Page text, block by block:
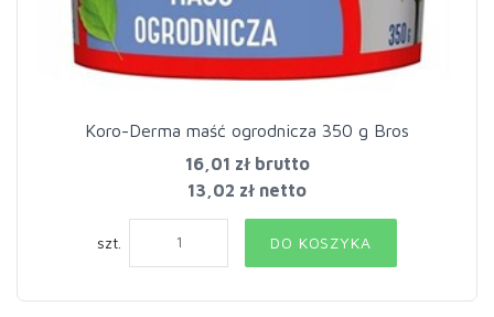
Koro-Derma maść ogrodnicza 350 g Bros
16,01 złbrutto
13,02 zł netto
szt. DO KOSZYKA